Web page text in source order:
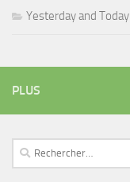
Yesterday and Today
PLUS
Rechercher :